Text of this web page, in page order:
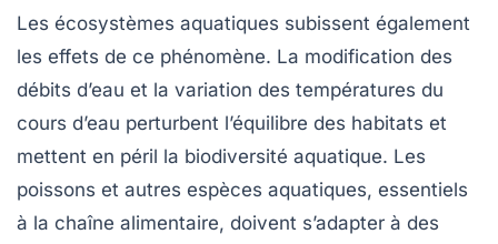
Les écosystèmes aquatiques subissent également
les effets de ce phénomène. La modification des
débits d’eau et la variation des températures du
cours d’eau perturbent l’équilibre des habitats et
mettent en péril la biodiversité aquatique. Les
poissons et autres espèces aquatiques, essentiels
à la chaîne alimentaire, doivent s’adapter à des